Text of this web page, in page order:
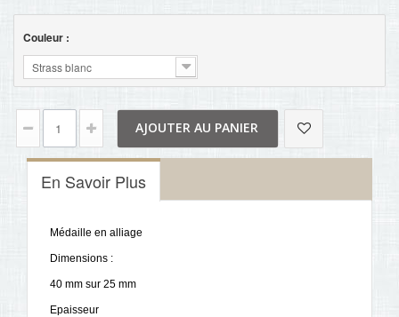
Couleur :
Strass blanc
AJOUTER AU PANIER
En Savoir Plus
Médaille en alliage
Dimensions :
40 mm sur 25 mm
Epaisseur